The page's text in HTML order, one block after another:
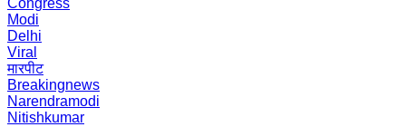
Congress
Modi
Delhi
Viral
मारपीट
Breakingnews
Narendramodi
Nitishkumar